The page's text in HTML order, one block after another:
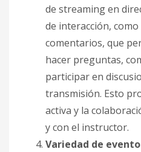
de streaming en
de interacción,
comentarios, que
hacer preguntas,
participar en
transmisión. Esto
activa y la
y con el instructor.
Variedad de